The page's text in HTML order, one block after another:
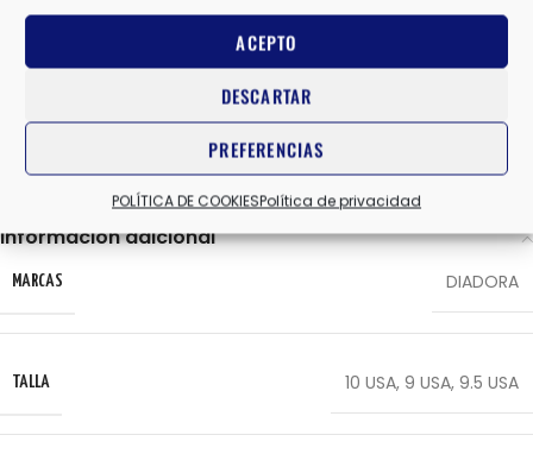
ACEPTO
DESCARTAR
PREFERENCIAS
POLÍTICA DE COOKIESPolítica de privacidad
Comparar Añadir a la lista de deseos
UNISEX, ZAPATILLAS RUNNING PLACA
HOMBRE
Share:
Información adicional
MARCAS DIADORA
TALLA 10 USA, 9 USA, 9.5 USA